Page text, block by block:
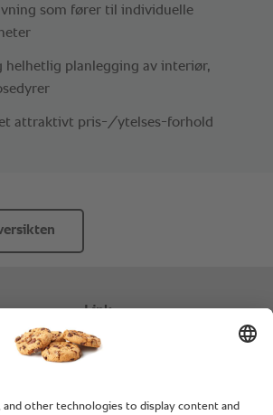
som fører til individuelle
helhetlig planlegging av interiør,
et attraktivt pris-/ytelses-forhold